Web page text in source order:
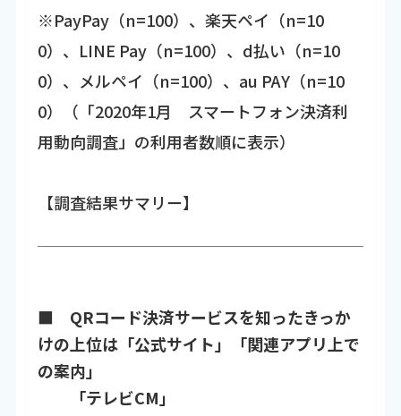
※PayPay（n=100）、楽天ペイ（n=10
0）、LINE Pay（n=100）、d払い（n=10
0）、メルペイ（n=100）、au PAY（n=10
0）（「2020年1月 スマートフォン決済利
用動向調査」の利用者数順に表示）
【調査結果サマリー】
■ QRコード決済サービスを知ったきっか
けの上位は「公式サイト」「関連アプリ上で
の案内」
「テレビCM」